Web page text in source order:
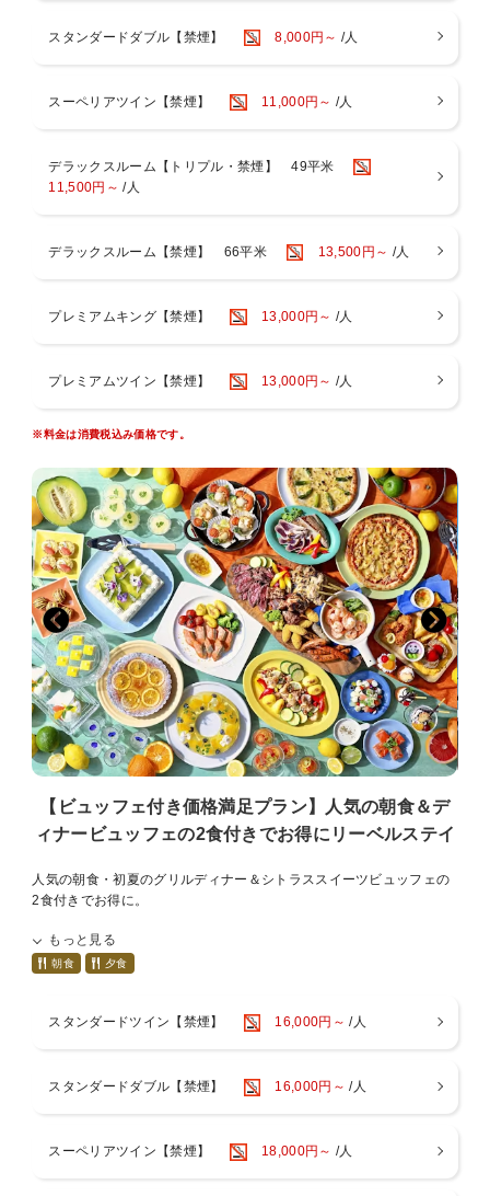
その他施設は、ご入場・ご来店をお断りしております。
■ご宿泊料金は現地決済の場合、チェックイン時の前精算になりま
■大阪府条例により、1人1泊あたり宿泊税（最大500円）を別途頂戴い
たします。
■駐車場は有料でございます。ご予約制ではございません。
す。
だけます。
※営業時間は季節により変動する場合がございます。
※3歳以下のお子様のご利用はご遠慮いただいております。
※タトゥーのあるお客様はスパのご利用をご遠慮いただいておりま
＜ご注意点＞
す。※有料人数を超える添い寝は不可
その他施設は、ご入場・ご来店をお断りしております。
す。
■大阪府条例により、1人1泊あたり宿泊税（最大500円）を別途頂戴い
たします。
■1人1泊あたり150円の大阪市入湯税（小学生以下は不要）を別途頂戴
いたします。
スタンダードダブル【禁煙】 8,000円～ /人
スーペリアツイン【禁煙】 11,000円～ /人
デラックスルーム【トリプル・禁煙】 49平米
11,500円～ /人
デラックスルーム【禁煙】 66平米 13,500円～ /人
プレミアムキング【禁煙】 13,000円～ /人
プレミアムツイン【禁煙】 13,000円～ /人
※料金は消費税込み価格です。
【ビュッフェ付き価格満足プラン】人気の朝食＆デ
ィナービュッフェの2食付きでお得にリーベルステイ
人気の朝食・初夏のグリルディナー＆シトラススイーツビュッフェの
2食付きでお得に。
【宿泊対象期間】2026年5月15日（金）～2026年7月16日（木）
柑橘を使ったスイーツなど、約60種のメニューをご用意！
【営業時間】17：00～21：30
もっと見る
朝食 夕食
スタンダードツイン【禁煙】 16,000円～ /人
スタンダードダブル【禁煙】 16,000円～ /人
スーペリアツイン【禁煙】 18,000円～ /人